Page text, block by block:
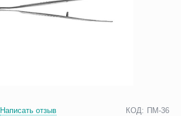
Написать отзыв КОД: ПМ-36